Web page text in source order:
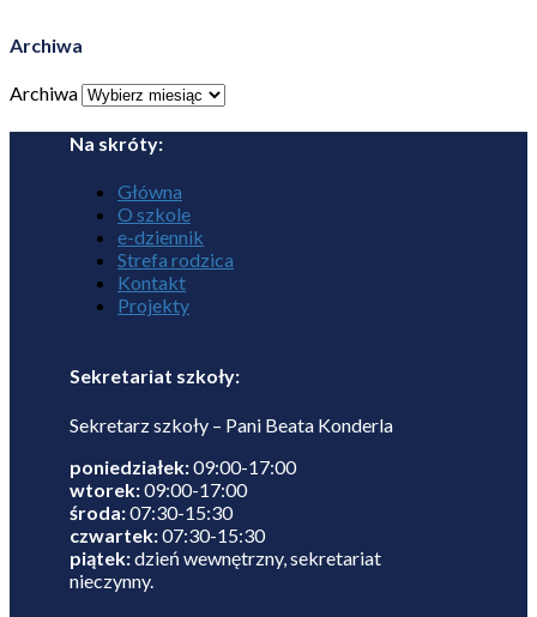
Archiwa
Archiwa
Na skróty:
Główna
O szkole
e-dziennik
Strefa rodzica
Kontakt
Projekty
Sekretariat szkoły:
Sekretarz szkoły – Pani Beata Konderla
poniedziałek:09:00-17:00
wtorek:09:00-17:00
środa:07:30-15:30
czwartek:07:30-15:30
piątek:dzień wewnętrzny, sekretariat
nieczynny.